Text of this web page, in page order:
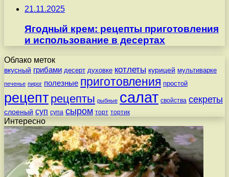
21.11.2025
Ягодный крем: рецепты приготовления
и использование в десертах
Облако меток
вкусный грибами десерт духовке котлеты курицей мультиварке
печенье пирог полезные приготовления простой
рецепт рецепты рыбные салат свойства секреты
слоеный суп супа сыром торт тортик
Интересно